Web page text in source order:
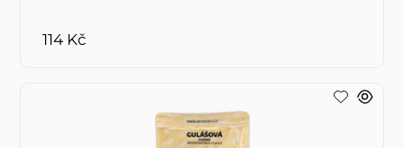
114 Kč